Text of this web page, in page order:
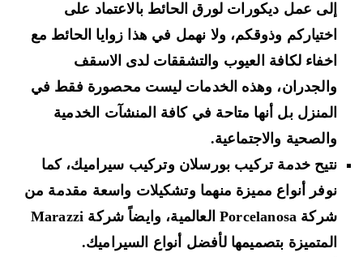
إلى عمل ديكورات لورق الحائط بالاعتماد على
اختياركم وذوقكم، ولا نهمل في هذا زوايا الحائط مع
اخفاء لكافة العيوب والتشققات لدى الاسقف
والجدران، وهذه الخدمات ليست محصورة فقط في
المنزل بل أنها متاحة في كافة المنشآت الخدمية
والصحية والاجتماعية.
نتيح خدمة تركيب بورسلان وتركيب سيراميك، كما
نوفر أنواع مميزة منهما وتشكيلات واسعة مقدمة من
شركة Porcelanosa العالمية، وايضاً شركة Marazzi
المتميزة بتصميمها لأفضل أنواع السيراميك.